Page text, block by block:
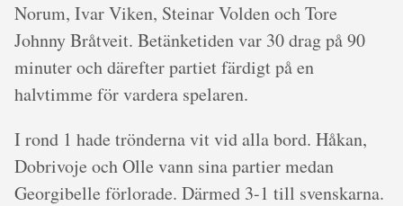
Norum, Ivar Viken, Steinar Volden och Tore
Johnny Bråtveit. Betänketiden var 30 drag på 90
minuter och därefter partiet färdigt på en
halvtimme för vardera spelaren.
I rond 1 hade trönderna vit vid alla bord. Håkan,
Dobrivoje och Olle vann sina partier medan
Georgibelle förlorade. Därmed 3-1 till svenskarna.